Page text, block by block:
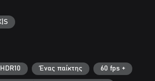
HDR10 Ένας παίκτης 60 fps +